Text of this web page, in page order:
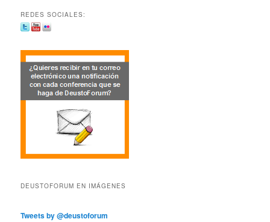
REDES SOCIALES:
DEUSTOFORUM EN IMÁGENES
Tweets by @deustoforum